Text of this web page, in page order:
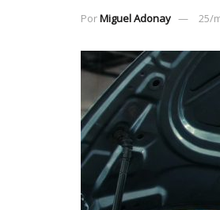
PorMiguel Adonay 25/